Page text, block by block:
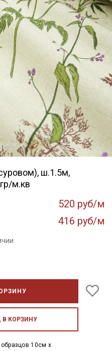
ш.1.5м,
м.кв
520 руб/м
416 руб/м
В КОРЗИНУ
10см x